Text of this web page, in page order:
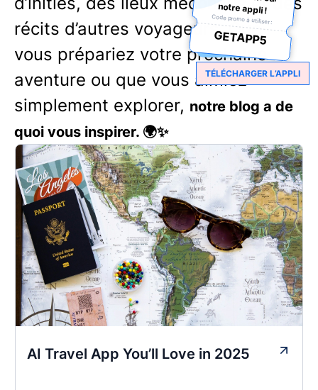
récits d’autres voyageurs. Que
vous prépariez votre prochaine
aventure ou que vous aimiez
simplement explorer, notre blog a de
quoi vous inspirer. 🌍✨
AI Travel App You’ll Love in 2025
notre appli !
Code promo à utiliser :
GETAPP5
TÉLÉCHARGER L’APPLI